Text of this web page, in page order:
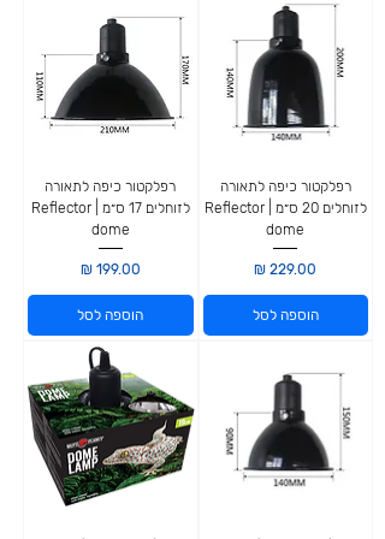
רפלקטור כיפה לתאורה
לזוחלים 20 ס״מ | Reflector
dome
מחיר
הוספה לסל
רפלקטור כיפה לתאורה
לזוחלים 17 ס״מ | Reflector
dome
מחיר
הוספה לסל